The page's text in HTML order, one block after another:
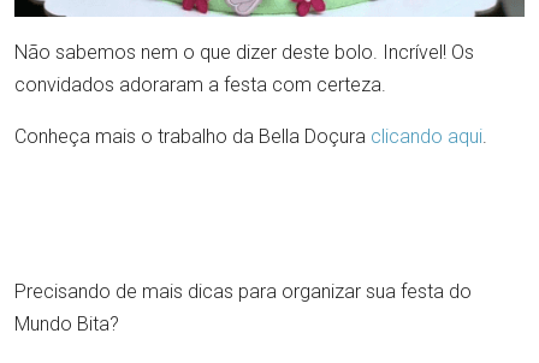
Não sabemos nem o que dizer deste bolo. Incrível! Os
convidados adoraram a festa com certeza.
Conheça mais o trabalho da Bella Doçura clicando aqui.
Precisando de mais dicas para organizar sua festa do
Mundo Bita?